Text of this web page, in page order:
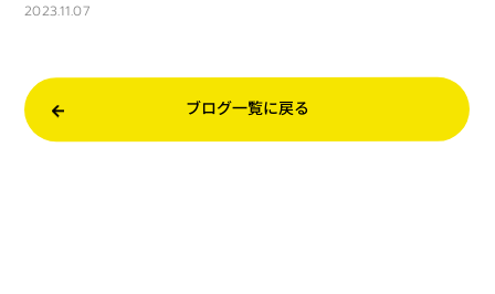
2023.11.07
ブログ一覧に戻る